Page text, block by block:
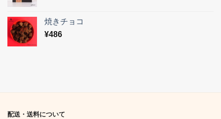
焼きチョコ
¥486
配送・送料について